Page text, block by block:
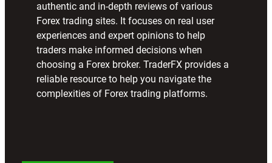
authentic and in-depth reviews of various
Forex trading sites. It focuses on real user
experiences and expert opinions to help
traders make informed decisions when
choosing a Forex broker. TraderFX provides a
reliable resource to help you navigate the
complexities of Forex trading platforms.